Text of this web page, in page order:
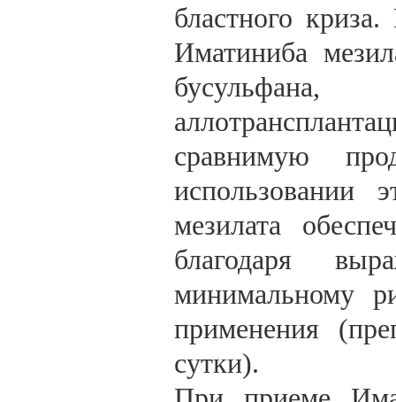
бластного
Иматиниба
бусульфана,
сравнимую
использовании
мезилата
благодаря
минимальному
применения
сутки).